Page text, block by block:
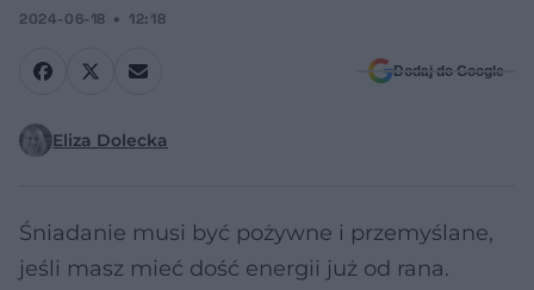
2024-06-18 12:18
Dodaj do Google
Eliza Dolecka
Śniadanie musi być pożywne i przemyślane,
jeśli masz mieć dość energii już od rana.